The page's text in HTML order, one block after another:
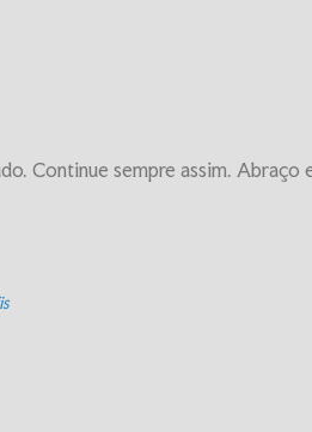
Continue sempre assim. Abraço